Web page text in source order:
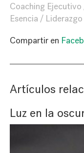
Coaching Ejecutivo
Esencia
Liderazgo
Compartir en
Artículos
Luz en la